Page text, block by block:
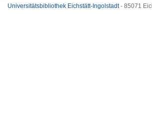
Universitätsbibliothek Eichstätt-Ingolstadt- 85071